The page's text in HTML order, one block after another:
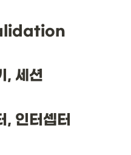
, 세션
, 인터셉터